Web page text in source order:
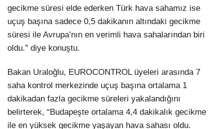
gecikme süresi elde ederken Türk hava sahamız ise
uçuş başına sadece 0,5 dakikanın altındaki gecikme
süresi ile Avrupa’nın en verimli hava sahalarından biri
oldu.” diye konuştu.
Bakan Uraloğlu, EUROCONTROL üyeleri arasında 7
saha kontrol merkezinde uçuş başına ortalama 1
dakikadan fazla gecikme süreleri yakalandığını
belirterek, “Budapeşte ortalama 4,4 dakikalık gecikme
ile en yüksek gecikme yaşayan hava sahası oldu.